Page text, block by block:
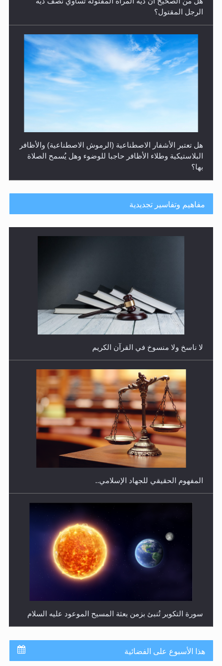
بها؟
هل يُحسب حول الزكاة وفق السنة الميلادية أو الهجرية؟
فتوى أمير المؤمنين الميرزا مسرور أحمد أيده الله في أطفال
الأنابيب وتحديد جنس المولود..
مفاهيم وتفاسير تجديدية
المفهوم الحقيقي للجهاد الإسلامي..
سورة التكوير تُنبئ بزمن بعثة المسيح الموعود عليه السلام
هذا الأسبوع على الفضائية